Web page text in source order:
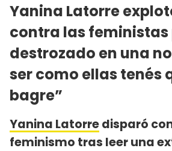
Yanina Latorre
contra las
destrozado en una
ser como ellas tenés
bagre”
Yanina Latorredisparó
feminismo tras leer una